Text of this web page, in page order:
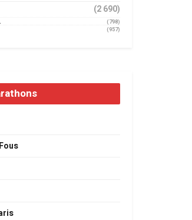
(2 690)
(798)
(957)